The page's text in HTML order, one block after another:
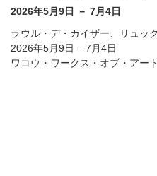
2026年5月9日 － 7月4日
ラウル・デ・カイザー、リュッ
2026年5月9日 – 7月4日
ワコウ・ワークス・オブ・アー